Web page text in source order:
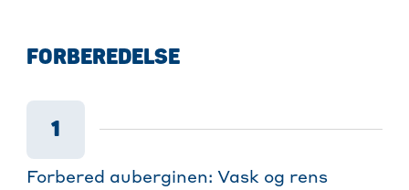
FORBEREDELSE
1
Forbered auberginen: Vask og rens